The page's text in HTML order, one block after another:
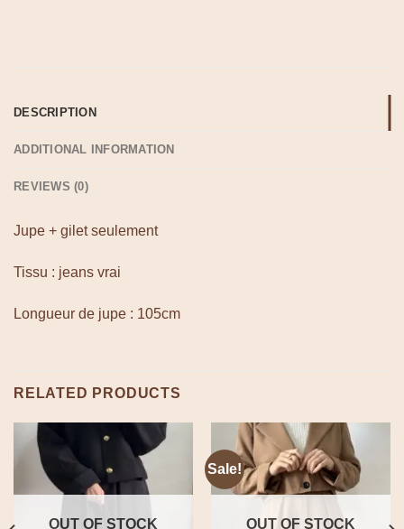
DESCRIPTION
ADDITIONAL INFORMATION
REVIEWS (0)
Jupe + gilet seulement
Tissu : jeans vrai
Longueur de jupe : 105cm
RELATED PRODUCTS
OUT OF STOCK
Sale!
OUT OF STOCK